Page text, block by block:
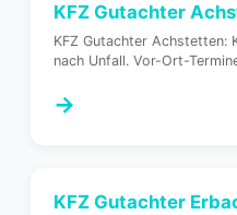
KFZ Gutachter
KFZ Gutachter Achstetten:
nach Unfall. Vor-Ort-
→
KFZ Gutachter